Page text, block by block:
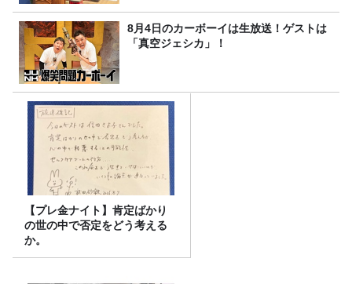
8月4日のカーボーイは生放送！ゲストは
「真空ジェシカ」！
【プレ金ナイト】肯定ばかり
の世の中で否定をどう考える
か。